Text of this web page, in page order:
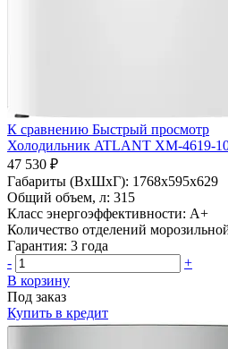
К сравнению Быстрый просмотр
Холодильник ATLANT ХМ-4619-
47 530 ₽
Габариты (ВхШхГ): 1768х595х629
Общий объем, л: 315
Класс энергоэффективности: A+
Количество отделений
Гарантия: 3 года
-
+
В корзину
Под заказ
Купить в кредит